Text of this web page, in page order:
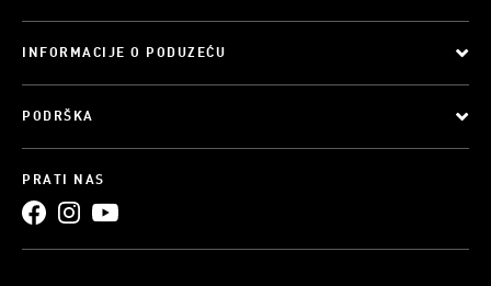
INFORMACIJE O PODUZEĆU
PODRŠKA
PRATI NAS